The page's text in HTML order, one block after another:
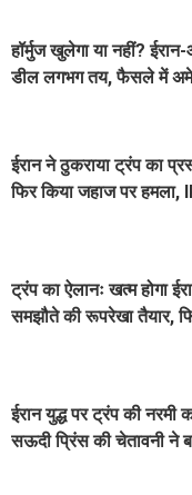
हॉर्मुज खुलेगा या नहीं?
डील लगभग तय, फैसले में
ईरान ने ठुकराया ट्रंप का
फिर किया जहाज पर हमला,
ट्रंप का ऐलानः खत्म होगा
समझौते की रूपरेखा तैयार,
ईरान युद्ध पर ट्रंप की नरमी
सऊदी प्रिंस की चेतावनी ने